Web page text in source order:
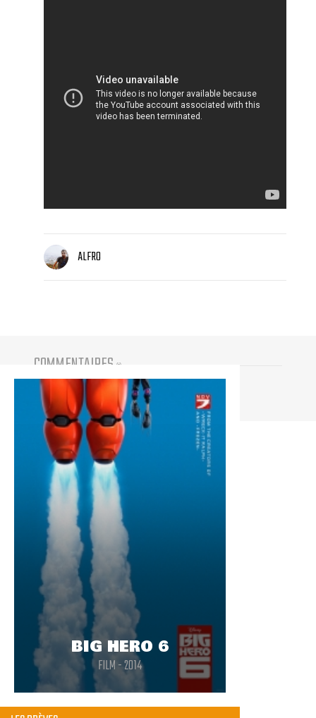
ALFRO
COMMENTAIRES (0)
Vous devez être connecté pour participer
BIG HERO 6
FILM - 2014